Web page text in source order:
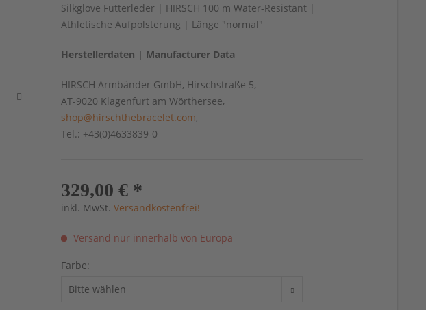
Silkglove Futterleder | HIRSCH 100 m Water-Resistant |
Athletische Aufpolsterung | Länge "normal"
Herstellerdaten | Manufacturer Data
HIRSCH Armbänder GmbH, Hirschstraße 5,
AT-9020 Klagenfurt am Wörthersee,
shop@hirschthebracelet.com,
Tel.: +43(0)4633839-0
329,00 € *
inkl. MwSt.Versandkostenfrei!
Versand nur innerhalb von Europa
Farbe: